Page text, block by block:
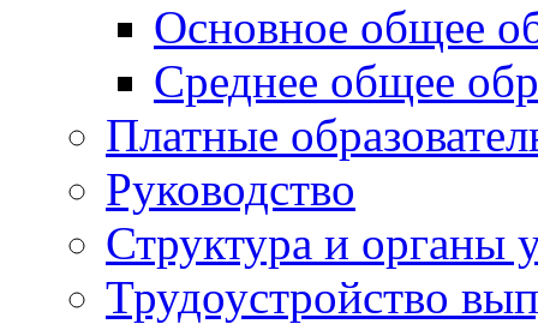
Основное общее
Среднее общее
Платные
Руководство
Структура и органы
Трудоустройство